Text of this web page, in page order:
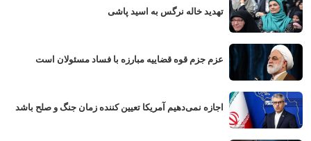
تهدید خاله نرگس به اسید پاشی
عزم جزم قوه قضاییه مبارزه با فساد مسئولان است
اجازه نمی‌دهیم آمریکا تعیین کننده زمان جنگ و صلح باشد